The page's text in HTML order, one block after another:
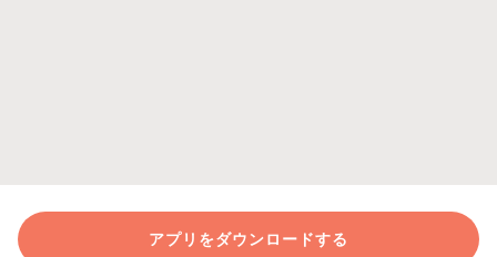
アプリをダウンロードする